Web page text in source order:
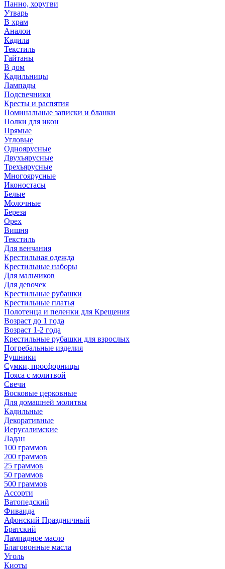
Панно, хоругви
Утварь
В храм
Аналои
Кадила
Текстиль
Гайтаны
В дом
Кадильницы
Лампады
Подсвечники
Кресты и распятия
Поминальные записки и бланки
Полки для икон
Прямые
Угловые
Одноярусные
Двухъярусные
Трехъярусные
Многоярусные
Иконостасы
Белые
Молочные
Береза
Орех
Вишня
Текстиль
Для венчания
Крестильная одежда
Крестильные наборы
Для мальчиков
Для девочек
Крестильные рубашки
Крестильные платья
Полотенца и пеленки для Крещения
Возраст до 1 года
Возраст 1-2 года
Крестильные рубашки для взрослых
Погребальные изделия
Рушники
Сумки, просфорницы
Пояса с молитвой
Свечи
Восковые церковные
Для домашней молитвы
Кадильные
Декоративные
Иерусалимские
Ладан
100 граммов
200 граммов
25 граммов
50 граммов
500 граммов
Ассорти
Ватопедский
Фиваида
Афонский Праздничный
Братский
Лампадное масло
Благовонные масла
Уголь
Киоты